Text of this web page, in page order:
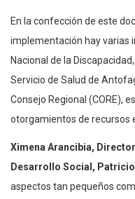
En la confección de este
implementación hay varias
Nacional de la
Servicio de Salud de
Consejo Regional (CORE),
otorgamientos de recursos
Ximena Arancibia,
Desarrollo Social,
aspectos tan pequeños